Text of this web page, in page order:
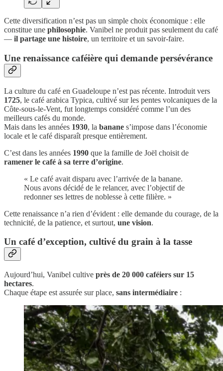
Cette diversification n’est pas un simple choix économique : elle
constitue une philosophie. Vanibel ne produit pas seulement du café
— il partage une histoire, un territoire et un savoir-faire.
Une renaissance caféière qui demande persévérance
La culture du café en Guadeloupe n’est pas récente. Introduit vers
1725, le café arabica Typica, cultivé sur les pentes volcaniques de la
Côte-sous-le-Vent, fut longtemps considéré comme l’un des
meilleurs cafés du monde.
Mais dans les années 1930, la banane s’impose dans l’économie
locale et le café disparaît presque entièrement.
C’est dans les années 1990 que la famille de Joël choisit de
ramener le café à sa terre d’origine.
« Le café avait disparu avec l’arrivée de la banane.
Nous avons décidé de le relancer, avec l’objectif de
redonner ses lettres de noblesse à cette filière. »
Cette renaissance n’a rien d’évident : elle demande du courage, de la
technicité, de la patience, et surtout, une vision.
Un café d’exception, cultivé du grain à la tasse
Aujourd’hui, Vanibel cultive près de 20 000 caféiers sur 15
hectares.
Chaque étape est assurée sur place, sans intermédiaire :